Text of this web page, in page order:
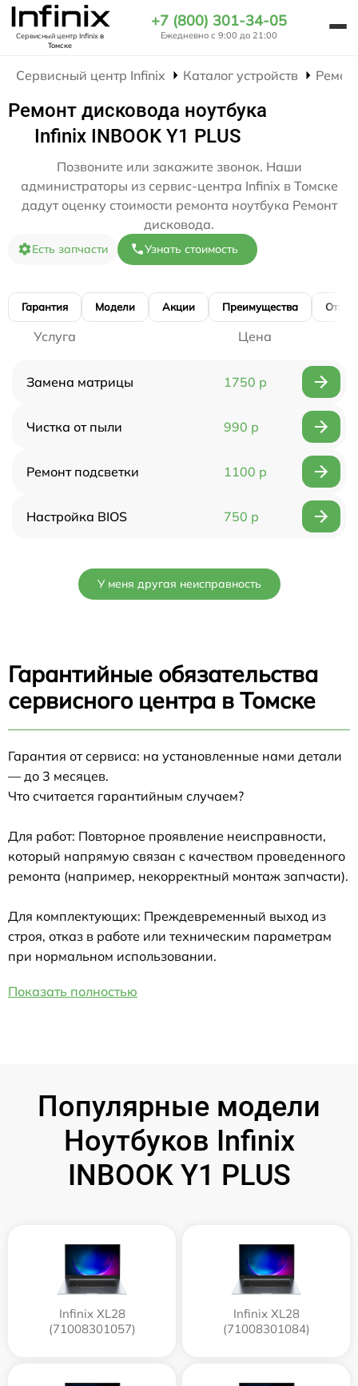
Сервисный центр Infinixв
Томске
+7 (800) 301-34-05
Ежедневно с 9:00 до 21:00
Сервисный центр Infinix Каталог устройств
Ремонт дисковода ноутбука
Infinix INBOOK Y1 PLUS
Позвоните или закажите звонок. Наши
администраторы из сервис-центра Infinix в Томске
дадут оценку стоимости ремонта ноутбука Ремонт
дисковода.
Есть запчасти Узнать стоимость
Гарантия Модели Акции Преимущества
Услуга Цена
Замена матрицы 1750 р
Чистка от пыли 990 р
Ремонт подсветки 1100 р
Настройка BIOS 750 р
У меня другая неисправность
Гарантийные обязательства
сервисного центра в Томске
Гарантия от сервиса: на установленные нами детали
— до 3 месяцев.
Что считается гарантийным случаем?
Для работ: Повторное проявление неисправности,
который напрямую связан с качеством проведенного
ремонта (например, некорректный монтаж запчасти).
Для комплектующих: Преждевременный выход из
строя, отказ в работе или техническим параметрам
при нормальном использовании.
Показать полностью
Популярные модели
Ноутбуков Infinix
INBOOK Y1 PLUS
Infinix XL28
(71008301057)
Infinix XL28
(71008301084)